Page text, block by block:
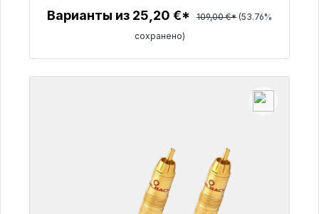
Детали
Варианты из 25,20 €* 109,00 €* (53.76%
сохранено)